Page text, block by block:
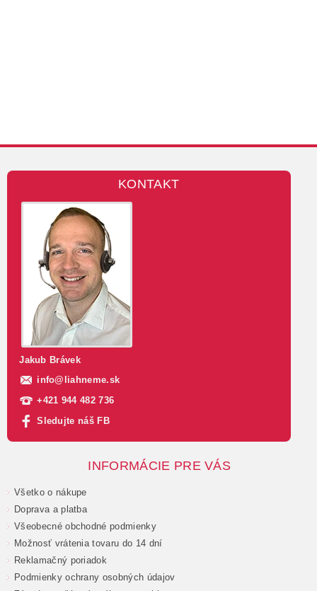
KONTAKT
Jakub Brávek
info@ liahneme.sk
+421 944 482 736
Sledujte náš FB
INFORMÁCIE PRE VÁS
Všetko o nákupe
Doprava a platba
Všeobecné obchodné podmienky
Možnosť vrátenia tovaru do 14 dní
Reklamačný poriadok
Podmienky ochrany osobných údajov